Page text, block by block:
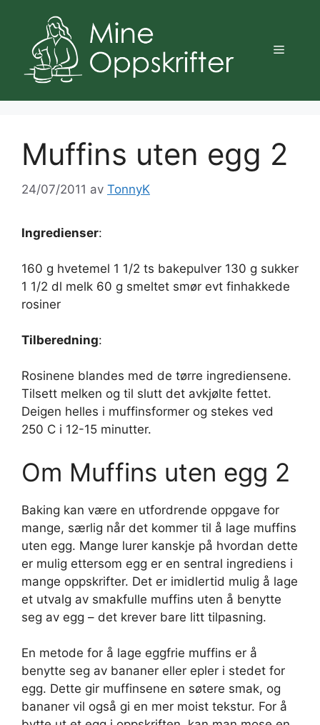
innhold
Meny
Muffins uten egg 2
24/07/2011 av TonnyK
Ingredienser:
160 g hvetemel 1 1/2 ts bakepulver 130 g sukker
1 1/2 dl melk 60 g smeltet smør evt finhakkede
rosiner
Tilberedning:
Rosinene blandes med de tørre ingrediensene.
Tilsett melken og til slutt det avkjølte fettet.
Deigen helles i muffinsformer og stekes ved
250 C i 12-15 minutter.
Om Muffins uten egg 2
Baking kan være en utfordrende oppgave for
mange, særlig når det kommer til å lage muffins
uten egg. Mange lurer kanskje på hvordan dette
er mulig ettersom egg er en sentral ingrediens i
mange oppskrifter. Det er imidlertid mulig å lage
et utvalg av smakfulle muffins uten å benytte
seg av egg – det krever bare litt tilpasning.
En metode for å lage eggfrie muffins er å
benytte seg av bananer eller epler i stedet for
egg. Dette gir muffinsene en søtere smak, og
bananer vil også gi en mer moist tekstur. For å